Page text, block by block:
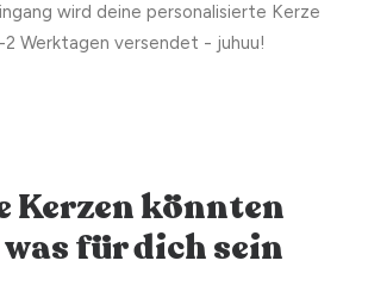
wird deine personalisierte Kerze
2 Werktagen versendet - juhuu!
Kerzen könnten
für dich sein